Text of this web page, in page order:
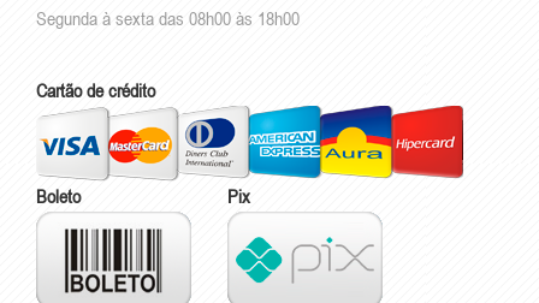
Segunda à sexta das 08h00 às 18h00
Cartão de crédito
Boleto Pix